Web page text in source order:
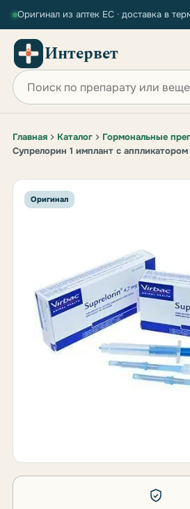
Оригинал из аптек ЕС · доставка в
Интервет
Поиск по сайту
Главная Каталог
Гормональные
Супрелорин 1 имплант c аппликатором
Оригинал